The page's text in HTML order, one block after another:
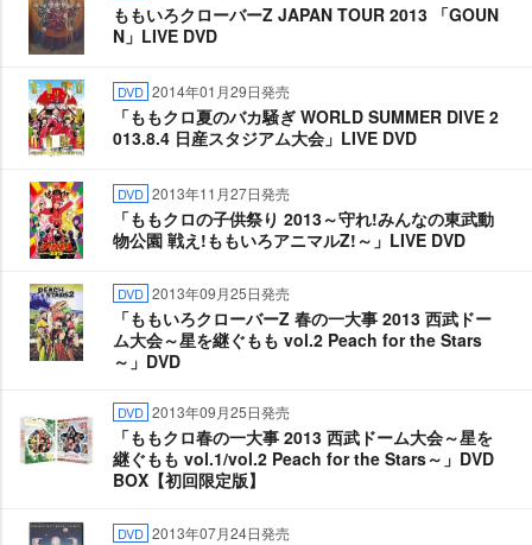
ももいろクローバーZ JAPAN TOUR 2013 「GOUN
N」LIVE DVD
DVD 2014年01月29日発売
「ももクロ夏のバカ騒ぎ WORLD SUMMER DIVE 2
013.8.4 日産スタジアム大会」LIVE DVD
DVD 2013年11月27日発売
「ももクロの子供祭り 2013～守れ!みんなの東武動
物公園 戦え!ももいろアニマルZ!～」LIVE DVD
DVD 2013年09月25日発売
「ももいろクローバーZ 春の一大事 2013 西武ドー
ム大会～星を継ぐもも vol.2 Peach for the Stars
～」DVD
DVD 2013年09月25日発売
「ももクロ春の一大事 2013 西武ドーム大会～星を
継ぐもも vol.1/vol.2 Peach for the Stars～」DVD
BOX【初回限定版】
DVD 2013年07月24日発売